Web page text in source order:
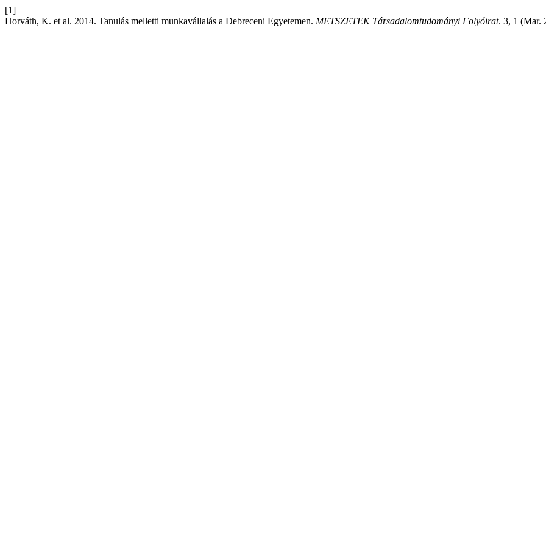
[1]
Horváth, K. et al. 2014. Tanulás melletti munkavállalás a Debreceni Egyetemen. METSZETEK Társadalomtudományi Folyóirat. 3, 1 (Mar.